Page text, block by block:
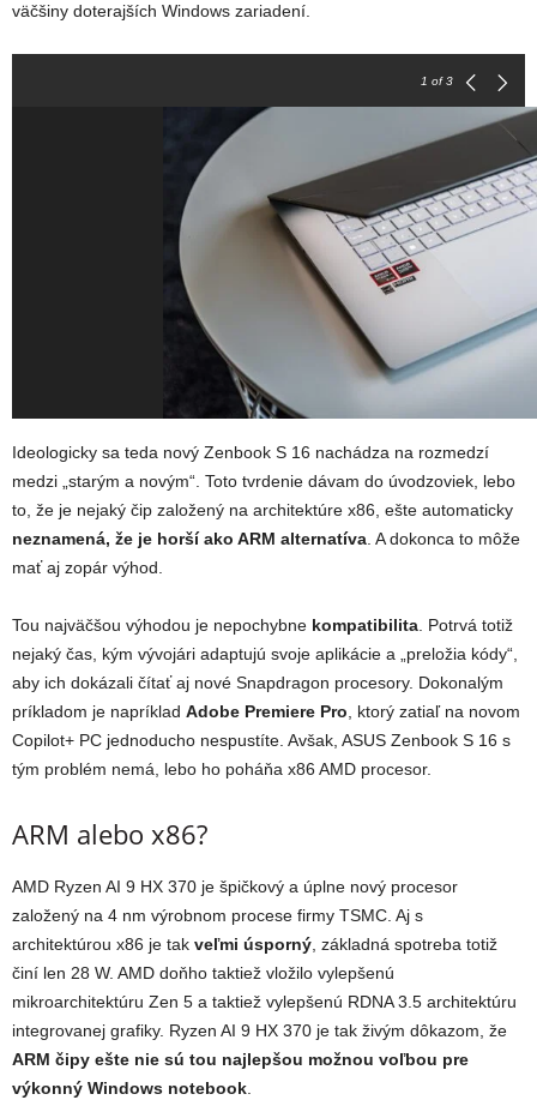
väčšiny doterajších Windows zariadení.
1 of 3
Ideologicky sa teda nový Zenbook S 16 nachádza na rozmedzí
medzi „starým a novým“. Toto tvrdenie dávam do úvodzoviek, lebo
to, že je nejaký čip založený na architektúre x86, ešte automaticky
neznamená, že je horší ako ARM alternatíva. A dokonca to môže
mať aj zopár výhod.
Tou najväčšou výhodou je nepochybne kompatibilita. Potrvá totiž
nejaký čas, kým vývojári adaptujú svoje aplikácie a „preložia kódy“,
aby ich dokázali čítať aj nové Snapdragon procesory. Dokonalým
príkladom je napríklad Adobe Premiere Pro, ktorý zatiaľ na novom
Copilot+ PC jednoducho nespustíte. Avšak, ASUS Zenbook S 16 s
tým problém nemá, lebo ho poháňa x86 AMD procesor.
ARM alebo x86?
AMD Ryzen AI 9 HX 370 je špičkový a úplne nový procesor
založený na 4 nm výrobnom procese firmy TSMC. Aj s
architektúrou x86 je tak veľmi úsporný, základná spotreba totiž
činí len 28 W. AMD doňho taktiež vložilo vylepšenú
mikroarchitektúru Zen 5 a taktiež vylepšenú RDNA 3.5 architektúru
integrovanej grafiky. Ryzen AI 9 HX 370 je tak živým dôkazom, že
ARM čipy ešte nie sú tou najlepšou možnou voľbou pre
výkonný Windows notebook.